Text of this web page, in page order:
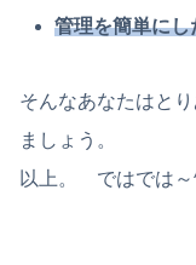
管理を簡単にし
そんなあなたはと
ましょう。
以上。 ではでは